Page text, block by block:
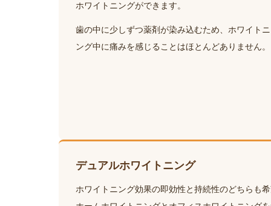
ホワイトニングができます。
歯の中に少しずつ薬剤が染み込むため、ホワイトニ
ング中に痛みを感じることはほとんどありません。
デュアルホワイトニング
ホワイトニング効果の即効性と持続性のどちらも